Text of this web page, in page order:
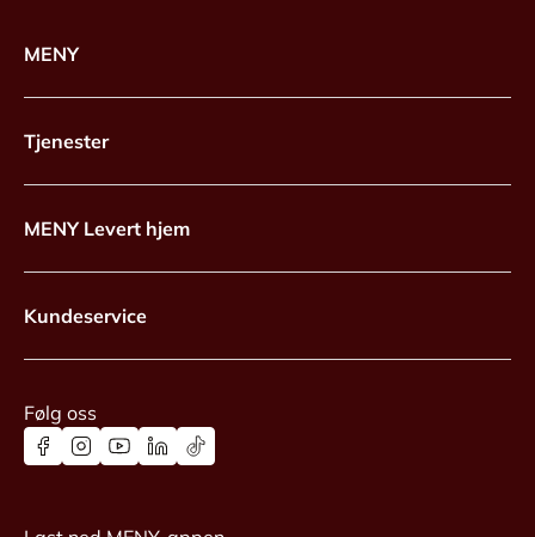
MENY
Tjenester
MENY Levert hjem
Kundeservice
Følg oss